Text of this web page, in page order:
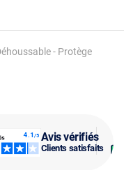
Avis vérifiés
Clients satisfaits
- Protège